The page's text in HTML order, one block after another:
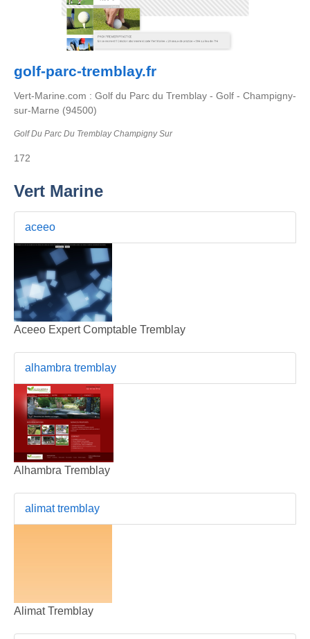
golf-parc-tremblay.fr
Vert-Marine.com : Golf du Parc du Tremblay - Golf - Champigny-
sur-Marne (94500)
Golf Du Parc Du Tremblay Champigny Sur
172
Vert Marine
aceeo
Aceeo Expert Comptable Tremblay
alhambra tremblay
Alhambra Tremblay
alimat tremblay
Alimat Tremblay